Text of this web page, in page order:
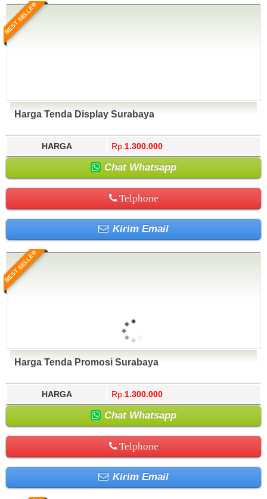
BEST SELLER
Harga Tenda Display Surabaya
HARGA Rp. 1.300.000
Chat Whatsapp
Telphone
Kirim Email
BEST SELLER
Harga Tenda Promosi Surabaya
HARGA Rp. 1.300.000
Chat Whatsapp
Telphone
Kirim Email